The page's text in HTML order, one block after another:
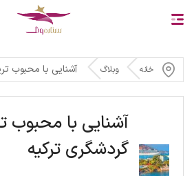
خانه وبلاگ آشنایی با محبوب
آشنایی با محبوب
گردشگری ترکیه